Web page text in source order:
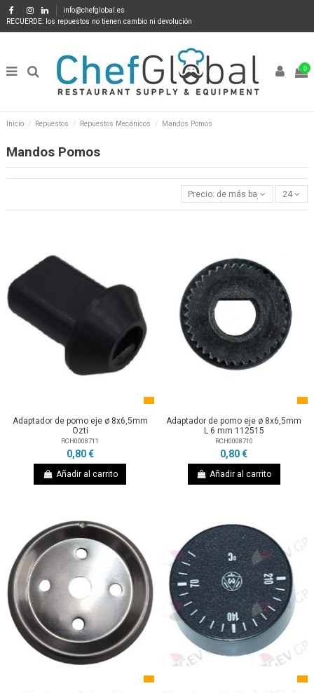
info@chefglobal.es
RECUERDE: los repuestos no tienen cambio ni devolución
0
Inicio Repuestos Repuestos Mecánicos Mandos Pomos
Mandos Pomos
Precio: de más bajo a más alto
24
Adaptador de pomo eje ø 8x6,5mm
Ozti
RCH0008711
0,80 €
Añadir al carrito
Adaptador de pomo eje ø 8x6,5mm
L 6 mm 112515
RCH0008710
0,80 €
Añadir al carrito